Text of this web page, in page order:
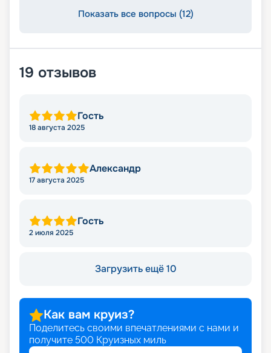
Показать все вопросы (12)
19 отзывов
Гость
18 августа 2025
Александр
17 августа 2025
Гость
2 июля 2025
Загрузить ещё 10
Как вам круиз?
Поделитесь своими впечатлениями с нами и
получите 500 Круизных миль